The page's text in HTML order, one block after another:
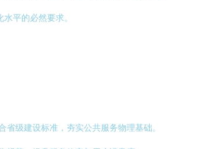
平的必然要求。
级建设标准，夯实公共服务物理基础。